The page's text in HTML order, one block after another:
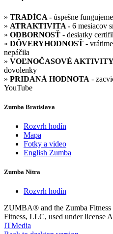
» TRADÍCA - úspešne
» ATRAKTIVITA - 6 mesiacov
» ODBORNOSŤ - desiatky
» DÔVERYHODNOSŤ -
nepáčila
» VOĽNOČASOVÉ
dovolenky
» PRIDANÁ HODNOTA -
YouTube
Zumba Bratislava
Rozvrh hodín
Mapa
Fotky a video
English Zumba
Zumba Nitra
Rozvrh hodín
ZUMBA® and the Zumba Fitness
Fitness, LLC, used under license
ITMedia